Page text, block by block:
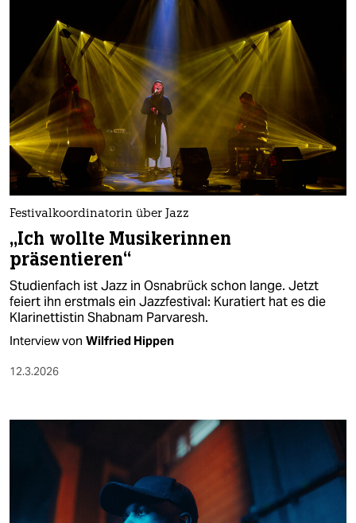
Festivalkoordinatorin über Jazz
„Ich wollte Musikerinnen
präsentieren“
Studienfach ist Jazz in Osnabrück schon lange. Jetzt
feiert ihn erstmals ein Jazzfestival: Kuratiert hat es die
Klarinettistin Shabnam Parvaresh.
Interview von Wilfried Hippen
12.3.2026